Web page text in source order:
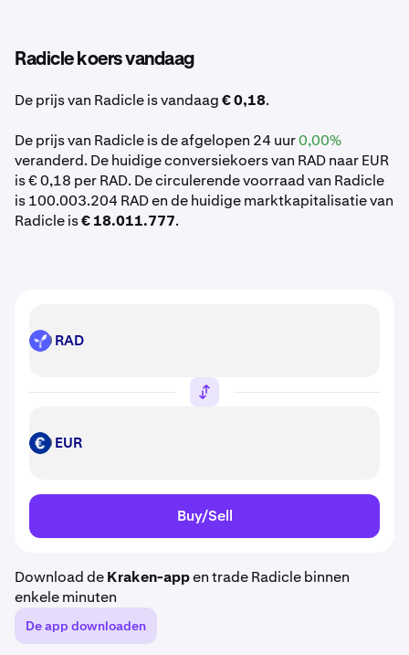
Radicle koers vandaag
De prijs van Radicle is vandaag€ 0,18.
De prijs van Radicle is de afgelopen 24 uur0,00%
veranderd. De huidige conversiekoers van RAD naar EUR
is € 0,18 per RAD. De circulerende voorraad van Radicle
is 100.003.204 RAD en de huidige marktkapitalisatie van
Radicle is€ 18.011.777.
RAD RAD
EUR EUR
Buy/Sell
Download deKraken-appen trade Radicle binnen
enkele minuten
De app downloaden